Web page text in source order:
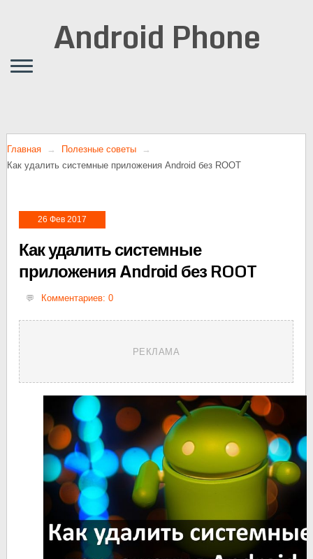
Android Phone
Главная
Полезные советы
Как удалить системные приложения Android без ROOT
26 Фев 2017
Как удалить системные
приложения Android без ROOT
Комментариев: 0
РЕКЛАМА